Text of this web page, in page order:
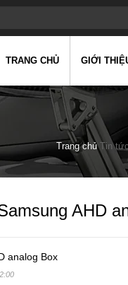
TRANG CHỦ GIỚI
Trang chủ Tin
AHD
analog Box